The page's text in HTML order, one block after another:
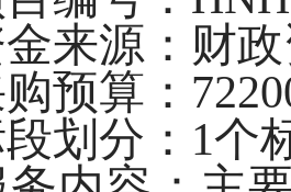
来源：财
预算：
划分：1个